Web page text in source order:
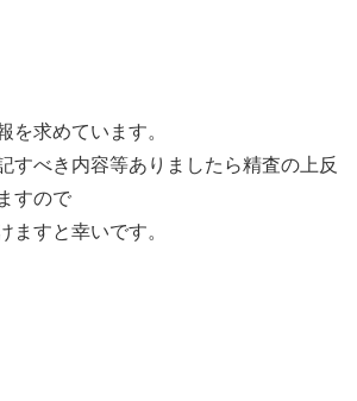
求めています。
すべき内容等ありましたら精査の上反
すので
すと幸いです。